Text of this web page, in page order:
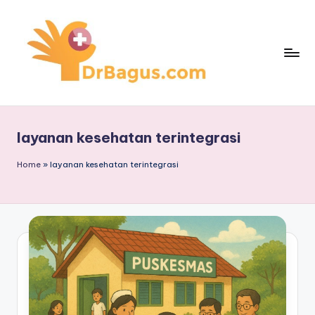
content
layanan kesehatan terintegrasi
Home » layanan kesehatan terintegrasi